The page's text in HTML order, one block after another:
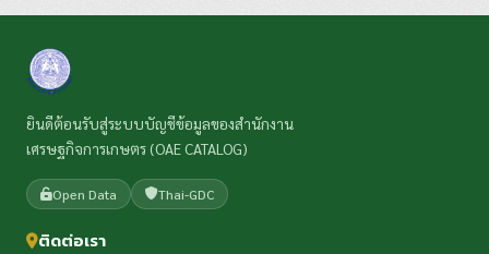
ยินดีต้อนรับสู่ระบบบัญชีข้อมูลของสำนักงาน
เศรษฐกิจการเกษตร (OAE CATALOG)
Open Data Thai-GDC
ติดต่อเรา